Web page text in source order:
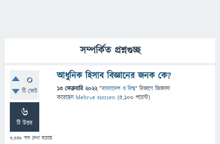
সম্পর্কিত প্রশ্নগুচ্ছ
0
টি ভোট
6
টি উত্তর
3,348 বার দেখা হয়েছে
আধুনিক হিসাব বিজ্ঞানের জনক কে?
13 ফেব্রুয়ারি 2022 "বাংলাদেশ ও বিশ্ব" বিভাগে জিজ্ঞাসা
করেছেনMehrve Hossen (5,100 পয়েন্ট)